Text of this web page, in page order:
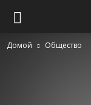
Домой Общество